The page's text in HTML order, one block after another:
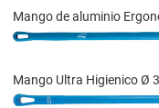
Mango de aluminio
Mango Ultra Higienico Ø